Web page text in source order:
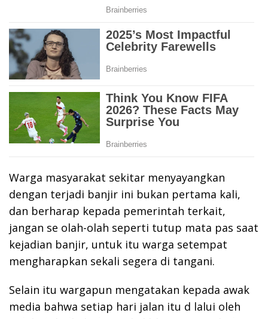
Warga masyarakat sekitar menyayangkan
dengan terjadi banjir ini bukan pertama kali,
dan berharap kepada pemerintah terkait,
jangan se olah-olah seperti tutup mata pas saat
kejadian banjir, untuk itu warga setempat
mengharapkan sekali segera di tangani.
Selain itu wargapun mengatakan kepada awak
media bahwa setiap hari jalan itu d lalui oleh